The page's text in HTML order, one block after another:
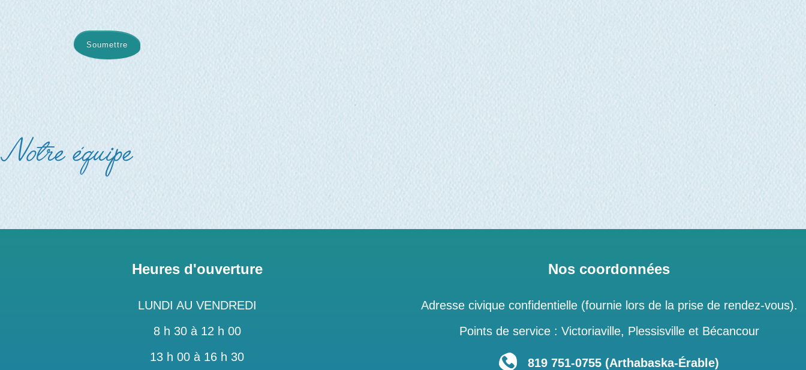
Soumettre
Notre équipe
Heures d'ouverture
LUNDI AU VENDREDI
8 h 30 à 12 h 00
13 h 00 à 16 h 30
Nos coordonnées
Adresse civique confidentielle (fournie lors de la prise de rendez-vous).
Points de service : Victoriaville, Plessisville et Bécancour
819 751‑0755 (Arthabaska-Érable)